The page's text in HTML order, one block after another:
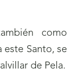
como
este Santo, se
de Pela.